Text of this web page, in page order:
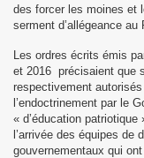
des forcer les moines et
serment d’allégeance
Les ordres écrits émis
et 2016 précisaient que
respectivement
l’endoctrinement par le
« d’éducation
l’arrivée des équipes de
gouvernementaux qui